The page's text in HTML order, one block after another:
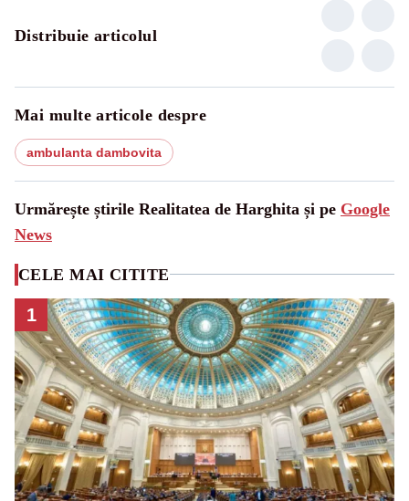
Distribuie articolul
Mai multe articole despre
ambulanta dambovita
Urmărește știrile Realitatea de Harghita și pe Google
News
CELE MAI CITITE
1